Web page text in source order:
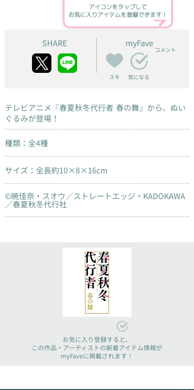
アイコンをタップして
お気に入りアイテムを登録できます！
SHARE myFave
スキ 気になる
コメント
テレビアニメ『春夏秋冬代行者 春の舞』から、ぬい
ぐるみが登場！
種類：全4種
サイズ：全長約10×8×16cm
©暁佳奈・スオウ／ストレートエッジ・KADOKAWA
／春夏秋冬代行社
お気に入り登録すると、
この作品・アーティストの新着アイテム情報が
myFaveに掲載されます！